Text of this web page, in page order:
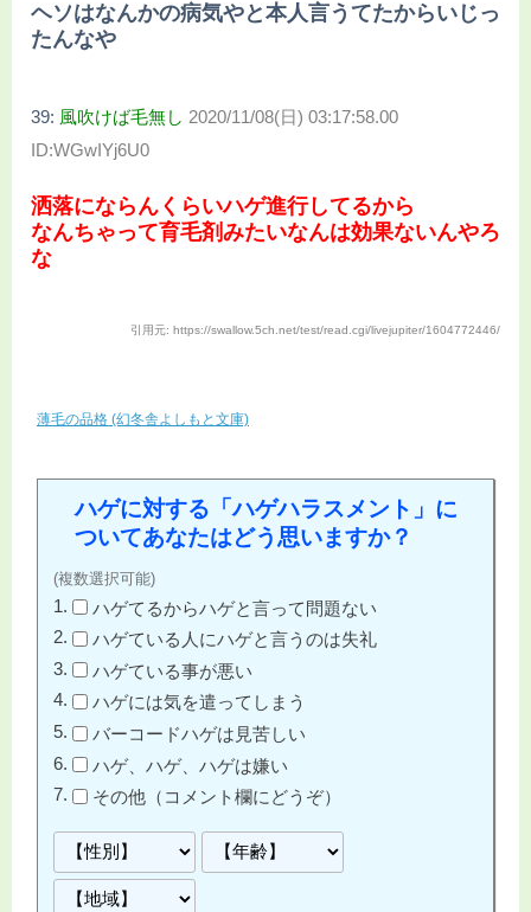
ヘソはなんかの病気やと本人言うてたからいじっ
たんなや
39: 風吹けば毛無し 2020/11/08(日) 03:17:58.00
ID:WGwIYj6U0
洒落にならんくらいハゲ進行してるから
なんちゃって育毛剤みたいなんは効果ないんやろ
な
引用元: https://swallow.5ch.net/test/read.cgi/livejupiter/1604772446/
薄毛の品格 (幻冬舎よしもと文庫)
ハゲに対する「ハゲハラスメント」に
ついてあなたはどう思いますか？
(複数選択可能)
ハゲてるからハゲと言って問題ない
ハゲている人にハゲと言うのは失礼
ハゲている事が悪い
ハゲには気を遣ってしまう
バーコードハゲは見苦しい
ハゲ、ハゲ、ハゲは嫌い
その他（コメント欄にどうぞ）